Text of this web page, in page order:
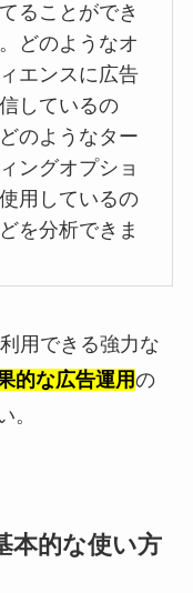
ることができ
どのようなオ
エンスに広告
しているの
のようなター
ングオプショ
用しているの
を分析できま
用できる強力な
的な広告運用の
。
本的な使い方